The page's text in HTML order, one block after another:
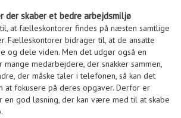
der skaber et bedre arbejdsmiljø
at fælleskontorer findes på næsten samtlige
Fælleskontorer bidrager til, at de ansatte
og dele viden. Men det udgør også en
medarbejdere, der snakker sammen,
der måske taler i telefonen, så kan det
fokusere på deres opgaver. Derfor er
god løsning, der kan være med til at skabe